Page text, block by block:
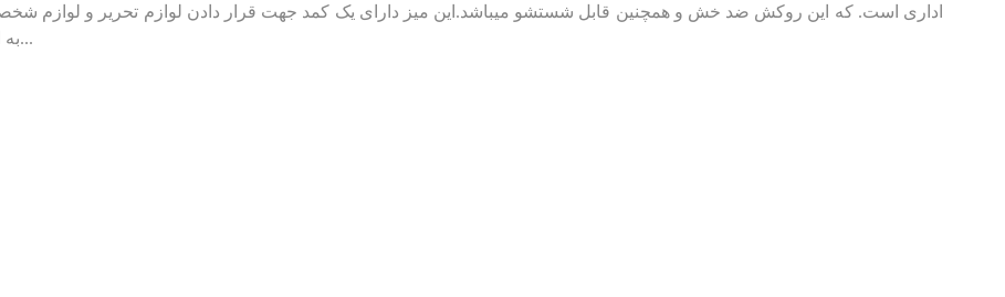
به ابعادش این میز کمترین فضا را اشغال میکند .همچنین دور تا...